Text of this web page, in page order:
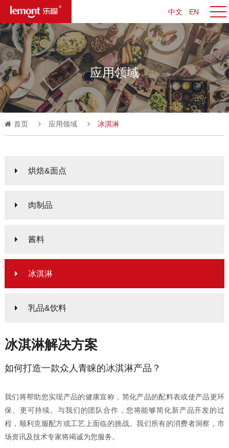
中文 EN
应用领域
首页 应用领域 冰淇淋
烘焙&面点
肉制品
酱料
冰淇淋
乳品&饮料
冰淇淋解决方案
如何打造一款众人青睐的冰淇淋产品？
我们将帮助您实现产品的健康宣称，简化产品的配料表或使产品更环
保、更可持续。与我们的团队合作，您将能够简化新产品开发的过
程，顺利克服配方或工艺上面临的挑战。我们所有的消费者洞察，市
场资讯及技术专家将竭诚为您服务。